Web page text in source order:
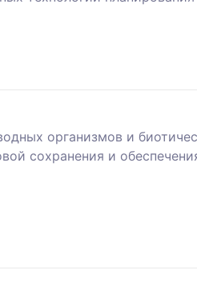
организмов и
сохранения и